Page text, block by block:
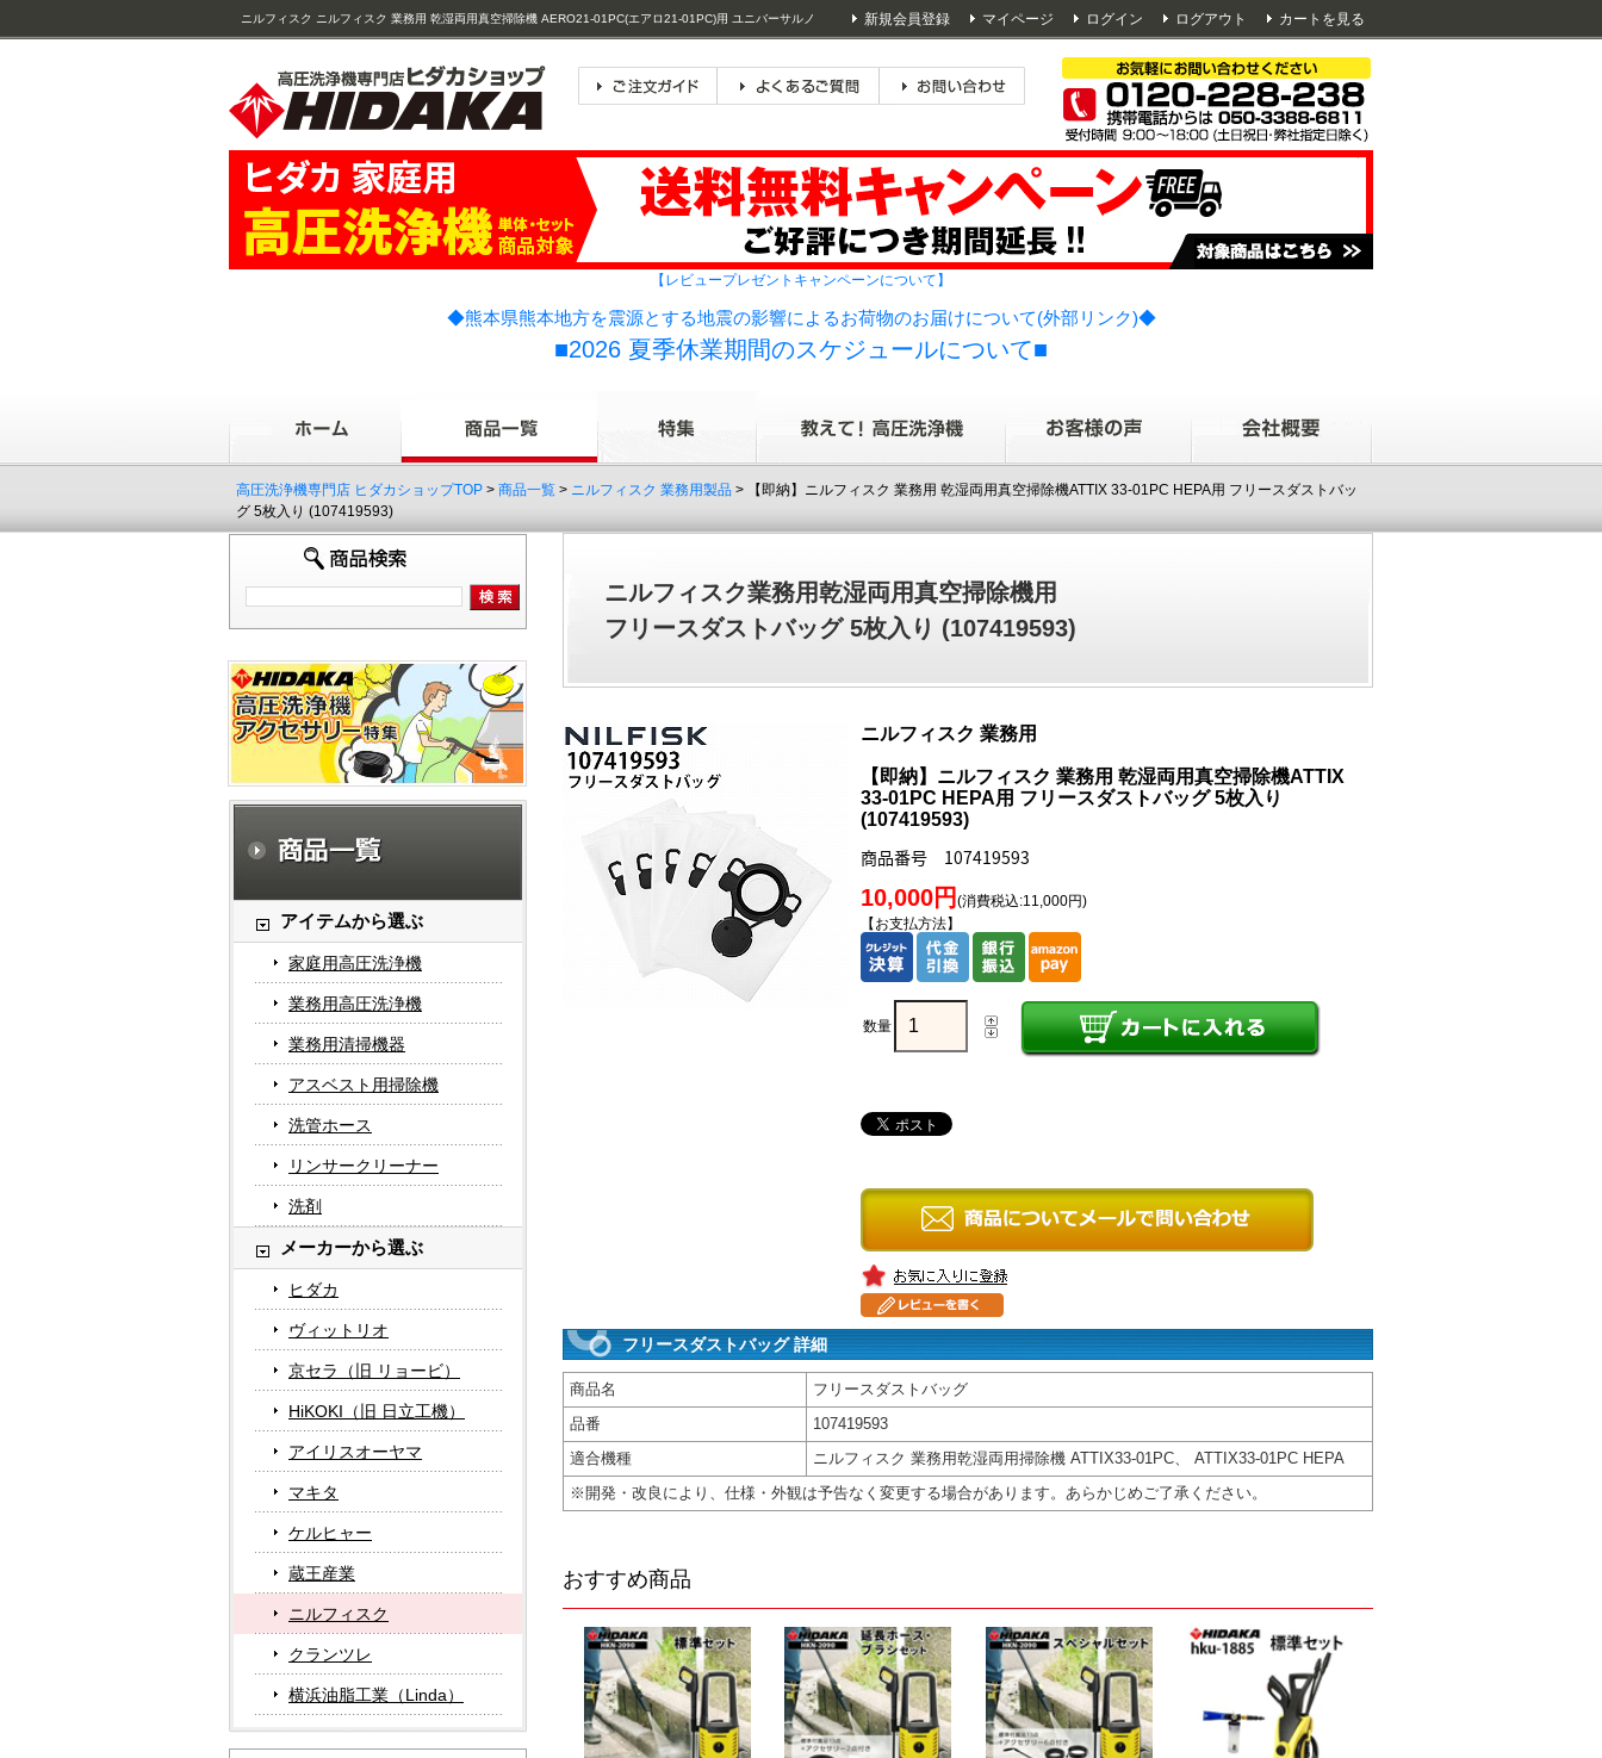
ニルフィスク ニルフィスク 業務用 乾湿両用真空掃除機 AERO21-01PC(エアロ21-01PC)用 ユニバーサルノ
ズル 36×115mm(14295)
新規会員登録 マイページ ログイン ログアウト カートを見る
【レビュープレゼントキャンペーンについて】
◆熊本県熊本地方を震源とする地震の影響によるお荷物のお届けについて(外部リンク)◆
■2026 夏季休業期間のスケジュールについて■
高圧洗浄機専門店 ヒダカショップTOP > 商品一覧 > ニルフィスク 業務用製品 > 【即納】ニルフィスク 業務用 乾湿両用真空掃除機ATTIX 33-01PC HEPA用 フリースダストバッ
グ 5枚入り (107419593)
アイテムから選ぶ
家庭用高圧洗浄機
業務用高圧洗浄機
業務用清掃機器
アスベスト用掃除機
洗管ホース
リンサークリーナー
洗剤
メーカーから選ぶ
ヒダカ
ヴィットリオ
京セラ（旧 リョービ）
HiKOKI（旧 日立工機）
アイリスオーヤマ
マキタ
ケルヒャー
蔵王産業
ニルフィスク
クランツレ
横浜油脂工業（Linda）
ニルフィスク業務用乾湿両用真空掃除機用
フリースダストバッグ 5枚入り (107419593)
ニルフィスク 業務用
【即納】ニルフィスク 業務用 乾湿両用真空掃除機ATTIX
33-01PC HEPA用 フリースダストバッグ 5枚入り
(107419593)
商品番号 107419593
10,000円 (消費税込:11,000円)
【お支払方法】
数量
フリースダストバッグ 詳細
商品名
フリースダストバッグ
品番
107419593
適合機種
ニルフィスク 業務用乾湿両用掃除機 ATTIX33-01PC、 ATTIX33-01PC HEPA
※開発・改良により、仕様・外観は予告なく変更する場合があります。あらかじめご了承ください。
おすすめ商品